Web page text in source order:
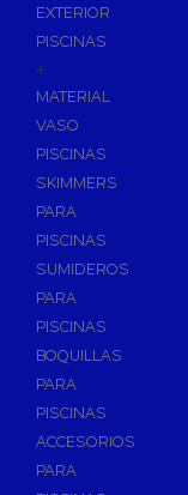
EXTERIOR
PISCINAS
+
MATERIAL
VASO
PISCINAS
SKIMMERS
PARA
PISCINAS
SUMIDEROS
PARA
PISCINAS
BOQUILLAS
PARA
PISCINAS
ACCESORIOS
PARA